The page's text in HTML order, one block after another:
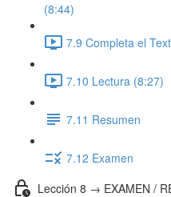
(8:44)
7.9 Completa el
7.10 Lectura (8:27)
7.11 Resumen
7.12 Examen
Lección 8 → EXAMEN /